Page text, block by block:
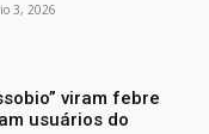
3, 2026
viram febre
usuários do